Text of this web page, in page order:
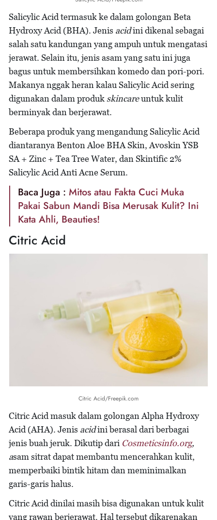
Salicylic Acid termasuk ke dalam golongan Beta
Hydroxy Acid (BHA). Jenis acidini dikenal sebagai
salah satu kandungan yang ampuh untuk mengatasi
jerawat. Selain itu, jenis asam yang satu ini juga
bagus untuk membersihkan komedo dan pori-pori.
Makanya nggak heran kalau Salicylic Acid sering
digunakan dalam produk skincareuntuk kulit
berminyak dan berjerawat.
Beberapa produk yang mengandung Salicylic Acid
diantaranya Benton Aloe BHA Skin, Avoskin YSB
SA + Zinc + Tea Tree Water, dan Skintific 2%
Salicylic Acid Anti Acne Serum.
Baca Juga : Mitos atau Fakta Cuci Muka
Pakai Sabun Mandi Bisa Merusak Kulit? Ini
Kata Ahli, Beauties!
Citric Acid
Citric Acid/Freepik.com
Citric Acid masuk dalam golongan Alpha Hydroxy
Acid (AHA). Jenis acidini berasal dari berbagai
jenis buah jeruk. Dikutip dari Cosmeticsinfo.org,
asam sitrat dapat membantu mencerahkan kulit,
memperbaiki bintik hitam dan meminimalkan
garis-garis halus.
Citric Acid dinilai masih bisa digunakan untuk kulit
yang rawan berjerawat. Hal tersebut dikarenakan